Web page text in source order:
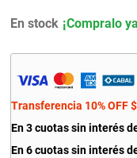
En stock
Transferencia 10% OFF $
En 3 cuotas sin interés
En 6 cuotas sin interés